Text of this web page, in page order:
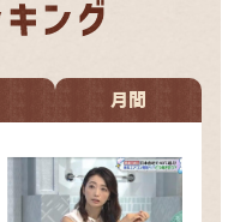
月間